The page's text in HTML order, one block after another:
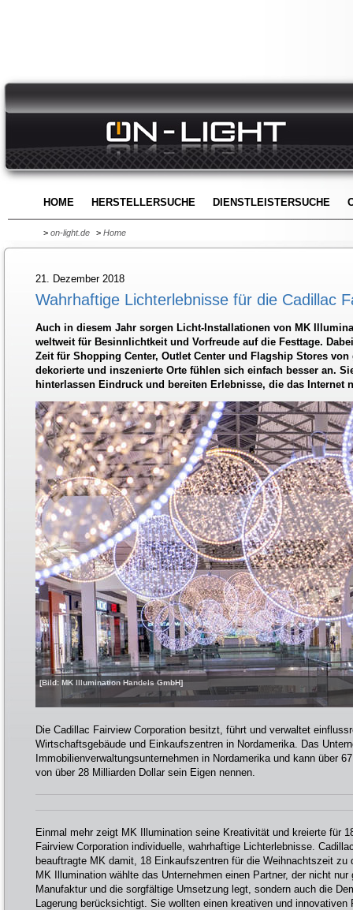
HOME HERSTELLERSUCHE DIENSTLEISTERSUCHE
> on-light.de > Home
21. Dezember 2018
Wahrhaftige Lichterlebnisse für die Cadillac
Auch in diesem Jahr sorgen Licht-Installationen von MK
weltweit für Besinnlichtkeit und Vorfreude auf die Festtage.
Zeit für Shopping Center, Outlet Center und Flagship Stores
dekorierte und inszenierte Orte fühlen sich einfach besser an.
hinterlassen Eindruck und bereiten Erlebnisse, die das Internet
[Bild: MK Illumination Handels GmbH]
Die Cadillac Fairview Corporation besitzt, führt und verwaltet
Wirtschaftsgebäude und Einkaufszentren in Nordamerika. Das
Immobilienverwaltungsunternehmen in Nordamerika und kann über
von über 28 Milliarden Dollar sein Eigen nennen.
Einmal mehr zeigt MK Illumination seine Kreativität und kreierte für
Fairview Corporation individuelle, wahrhaftige Lichterlebnisse.
beauftragte MK damit, 18 Einkaufszentren für die Weihnachtszeit zu
MK Illumination wählte das Unternehmen einen Partner, der nicht
Manufaktur und die sorgfältige Umsetzung legt, sondern auch die
Lagerung berücksichtigt. Sie wollten einen kreativen und innovativen